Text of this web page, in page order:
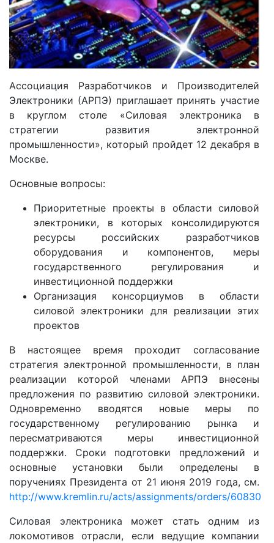
Ассоциация Разработчиков и Производителей
Электроники (АРПЭ) приглашает принять участие
в круглом столе «Силовая электроника в
стратегии развития электронной
промышленности», который пройдет 12 декабря в
Москве.
Основные вопросы:
Приоритетные проекты в области силовой
электроники, в которых консолидируются
ресурсы российских разработчиков
оборудования и компонентов, меры
государственного регулирования и
инвестиционной поддержки
Организация консорциумов в области
силовой электроники для реализации этих
проектов
В настоящее время проходит согласование
стратегия электронной промышленности, в план
реализации которой членами АРПЭ внесены
предложения по развитию силовой электроники.
Одновременно вводятся новые меры по
государственному регулированию рынка и
пересматриваются меры инвестиционной
поддержки. Сроки подготовки предложений и
основные установки были определены в
поручениях Президента от 21 июня 2019 года, см.
http://www.kremlin.ru/acts/assignments/orders/60830
Силовая электроника может стать одним из
локомотивов отрасли, если ведущие компании